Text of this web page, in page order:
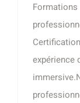
expérience